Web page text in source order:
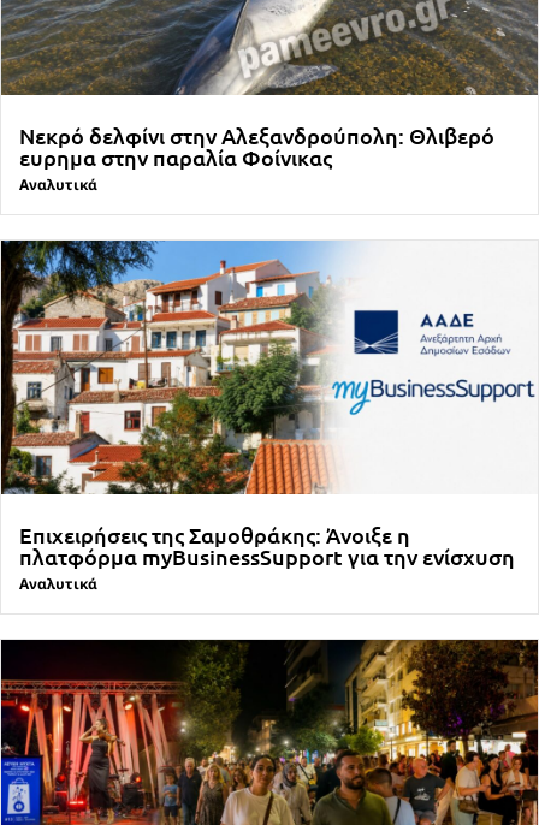
Νεκρό δελφίνι στην Αλεξανδρούπολη: Θλιβερό
ευρημα στην παραλία Φοίνικας
Αναλυτικά
Επιχειρήσεις της Σαμοθράκης: Άνοιξε η
πλατφόρμα myBusinessSupport για την ενίσχυση
Αναλυτικά